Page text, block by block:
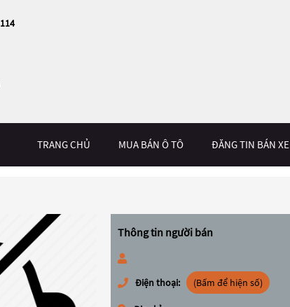
114
TRANG CHỦ MUA BÁN Ô TÔ ĐĂNG TIN BÁN XE
Thông tin người bán
Điện thoại: (Bấm để hiện số)